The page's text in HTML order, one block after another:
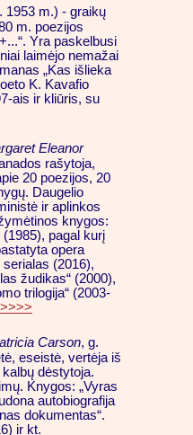
1953 m.) - graikų
m. poezijos
Yra paskelbusi
laimėjo nemažai
„Kas išlieka
K. Kavafio
ais ir kliūris, su
Eleanor
rašytoja,
20 poezijos, 20
Daugelio
ir aplinkos
knygos:
(1985), pagal kurį
opera
(2016),
žudikas“ (2000),
trilogija“ (2003-
Carson, g.
eseistė, vertėja iš
dėstytoja.
Knygos: „Vyras
autobiografija
dokumentas“.
ir kt.